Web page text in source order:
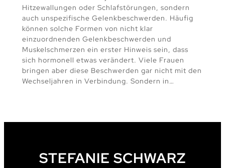
Hitzewallungen oder Schlafstörungen, sondern
auch unspezifische Gelenkbeschwerden. Häufig
können solche Formen von nicht klar
einzuordnenden Gelenkbeschwerden und
Muskelschmerzen ein erster Hinweis sein, dass
sich hormonell etwas verändert. Viele Frauen
bringen aber diese Beschwerden gar nicht mit den
Wechseljahren in Verbindung. Sondern in…
STEFANIE SCHWARZ